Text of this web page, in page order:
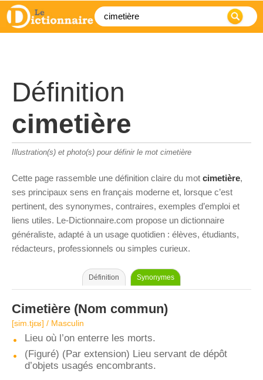
Définition
cimetière
Illustration(s) et photo(s) pour définir le mot cimetière
Cette page rassemble une définition claire du mot cimetière,
ses principaux sens en français moderne et, lorsque c’est
pertinent, des synonymes, contraires, exemples d’emploi et
liens utiles. Le-Dictionnaire.com propose un dictionnaire
généraliste, adapté à un usage quotidien : élèves, étudiants,
rédacteurs, professionnels ou simples curieux.
Définition Synonymes
Cimetière (Nom commun)
[sim.tjɛʁ] / Masculin
Lieu où l’on enterre les morts.
(Figuré) (Par extension) Lieu servant de dépôt
d’objets usagés encombrants.